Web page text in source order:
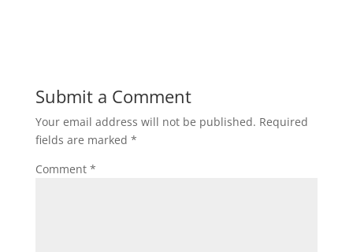
Submit a Comment
Your email address will not be published. Required
fields are marked *
Comment *